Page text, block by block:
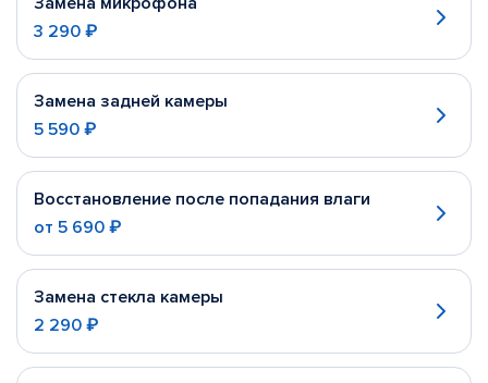
3 290 ₽
Замена задней камеры
5 590 ₽
Восстановление после попадания влаги
от 5 690 ₽
Замена стекла камеры
2 290 ₽